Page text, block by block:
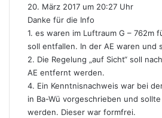
:
20. März 2017 um 20:27 Uhr
Danke für die Info
1. es waren im Luftraum G – 762m
soll entfallen. In der AE waren und
2. Die Regelung „auf Sicht“ soll
AE entfernt werden.
4. Ein Kenntnisnachweis war bei
in Ba-Wü vorgeschrieben und
werden. Dieser war formfrei.